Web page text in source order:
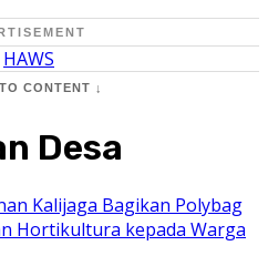
CONTENT ↓
Desa